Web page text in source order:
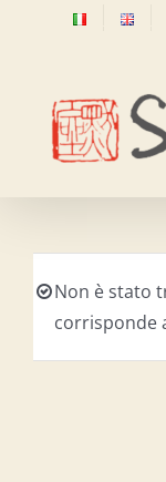
Non è stato
corrisponde